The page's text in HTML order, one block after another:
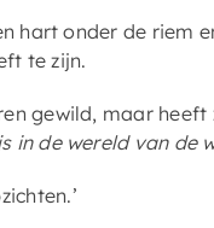
hart onder de riem
te zijn.
gewild, maar heeft
in de wereld van de